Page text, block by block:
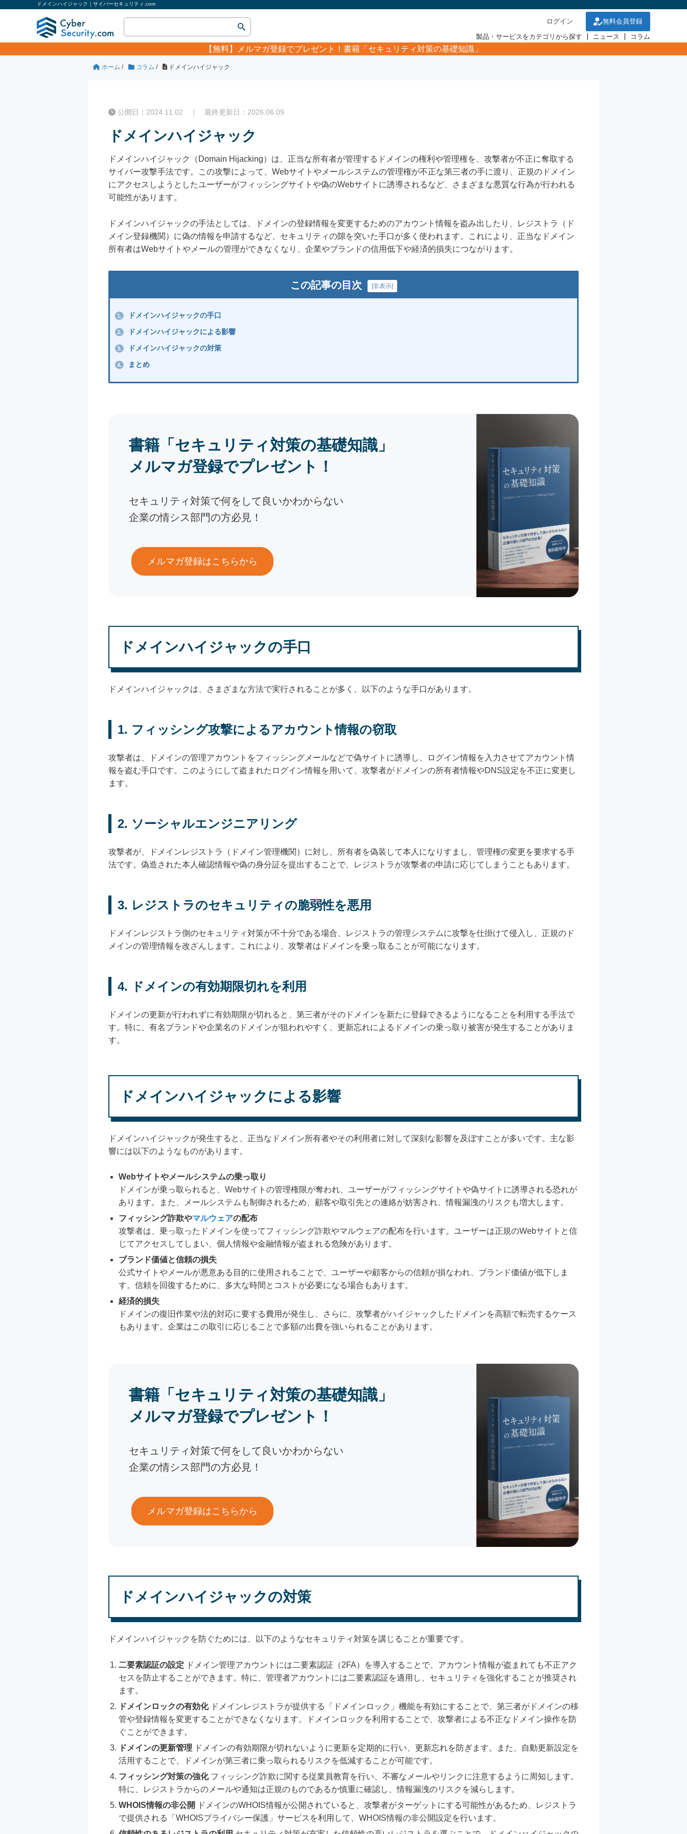
ドメインハイジャック｜サイバーセキュリティ.com
ログイン
無料会員登録
製品・サービスをカテゴリから探す
ニュース コラム
【無料】 メルマガ登録でプレゼント！書籍「セキュリティ対策の基礎知識」
ホーム / コラム / ドメインハイジャック
公開日：2024.11.02 ｜ 最終更新日：2026.06.09
ドメインハイジャック
ドメインハイジャック（Domain Hijacking）は、正当な所有者が管理するドメインの権利や管理権を、攻撃者が不正に奪取する
サイバー攻撃手法です。この攻撃によって、Webサイトやメールシステムの管理権が不正な第三者の手に渡り、正規のドメイン
にアクセスしようとしたユーザーがフィッシングサイトや偽のWebサイトに誘導されるなど、さまざまな悪質な行為が行われる
可能性があります。
ドメインハイジャックの手法としては、ドメインの登録情報を変更するためのアカウント情報を盗み出したり、レジストラ（ド
メイン登録機関）に偽の情報を申請するなど、セキュリティの隙を突いた手口が多く使われます。これにより、正当なドメイン
所有者はWebサイトやメールの管理ができなくなり、企業やブランドの信用低下や経済的損失につながります。
この記事の目次 [非表示]
1. ドメインハイジャックの手口
2. ドメインハイジャックによる影響
3. ドメインハイジャックの対策
4. まとめ
書籍「セキュリティ対策の基礎知識」
メルマガ登録でプレゼント！
セキュリティ対策で何をして良いかわからない
企業の情シス部門の方必見！
メルマガ登録はこちらから
ドメインハイジャックの手口
ドメインハイジャックは、さまざまな方法で実行されることが多く、以下のような手口があります。
1. フィッシング攻撃によるアカウント情報の窃取
攻撃者は、ドメインの管理アカウントをフィッシングメールなどで偽サイトに誘導し、ログイン情報を入力させてアカウント情
報を盗む手口です。このようにして盗まれたログイン情報を用いて、攻撃者がドメインの所有者情報やDNS設定を不正に変更し
ます。
2. ソーシャルエンジニアリング
攻撃者が、ドメインレジストラ（ドメイン管理機関）に対し、所有者を偽装して本人になりすまし、管理権の変更を要求する手
法です。偽造された本人確認情報や偽の身分証を提出することで、レジストラが攻撃者の申請に応じてしまうこともあります。
3. レジストラのセキュリティの脆弱性を悪用
ドメインレジストラ側のセキュリティ対策が不十分である場合、レジストラの管理システムに攻撃を仕掛けて侵入し、正規のド
メインの管理情報を改ざんします。これにより、攻撃者はドメインを乗っ取ることが可能になります。
4. ドメインの有効期限切れを利用
ドメインの更新が行われずに有効期限が切れると、第三者がそのドメインを新たに登録できるようになることを利用する手法で
す。特に、有名ブランドや企業名のドメインが狙われやすく、更新忘れによるドメインの乗っ取り被害が発生することがありま
す。
ドメインハイジャックによる影響
ドメインハイジャックが発生すると、正当なドメイン所有者やその利用者に対して深刻な影響を及ぼすことが多いです。主な影
響には以下のようなものがあります。
Webサイトやメールシステムの乗っ取り
ドメインが乗っ取られると、Webサイトの管理権限が奪われ、ユーザーがフィッシングサイトや偽サイトに誘導される恐れが
あります。また、メールシステムも制御されるため、顧客や取引先との連絡が妨害され、情報漏洩のリスクも増大します。
フィッシング詐欺やマルウェアの配布
攻撃者は、乗っ取ったドメインを使ってフィッシング詐欺やマルウェアの配布を行います。ユーザーは正規のWebサイトと信
じてアクセスしてしまい、個人情報や金融情報が盗まれる危険があります。
ブランド価値と信頼の損失
公式サイトやメールが悪意ある目的に使用されることで、ユーザーや顧客からの信頼が損なわれ、ブランド価値が低下しま
す。信頼を回復するために、多大な時間とコストが必要になる場合もあります。
経済的損失
ドメインの復旧作業や法的対応に要する費用が発生し、さらに、攻撃者がハイジャックしたドメインを高額で転売するケース
もあります。企業はこの取引に応じることで多額の出費を強いられることがあります。
書籍「セキュリティ対策の基礎知識」
メルマガ登録でプレゼント！
セキュリティ対策で何をして良いかわからない
企業の情シス部門の方必見！
メルマガ登録はこちらから
ドメインハイジャックの対策
ドメインハイジャックを防ぐためには、以下のようなセキュリティ対策を講じることが重要です。
二要素認証の設定 ドメイン管理アカウントには二要素認証（2FA）を導入することで、アカウント情報が盗まれても不正アク
セスを防止することができます。特に、管理者アカウントには二要素認証を適用し、セキュリティを強化することが推奨され
ます。
ドメインロックの有効化ドメインレジストラが提供する「ドメインロック」機能を有効にすることで、第三者がドメインの移
管や登録情報を変更することができなくなります。ドメインロックを利用することで、攻撃者による不正なドメイン操作を防
ぐことができます。
ドメインの更新管理 ドメインの有効期限が切れないように更新を定期的に行い、更新忘れを防ぎます。また、自動更新設定を
活用することで、ドメインが第三者に乗っ取られるリスクを低減することが可能です。
フィッシング対策の強化フィッシング詐欺に関する従業員教育を行い、不審なメールやリンクに注意するように周知します。
特に、レジストラからのメールや通知は正規のものであるか慎重に確認し、情報漏洩のリスクを減らします。
WHOIS情報の非公開
ドメインのWHOIS情報が公開されていると、攻撃者がターゲットにする可能性があるため、レジストラ
で提供される「WHOISプライバシー保護」サービスを利用して、WHOIS情報の非公開設定を行います。